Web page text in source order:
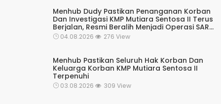
Menhub Dudy Pastikan Penanganan Korban
Dan Investigasi KMP Mutiara Sentosa II Terus
Berjalan, Resmi Beralih Menjadi Operasi SAR
Rutin Kesiapsiagaan
04.08.2026 276 View
Menhub Pastikan Seluruh Hak Korban Dan
Keluarga Korban KMP Mutiara Sentosa II
Terpenuhi
03.08.2026 309 View